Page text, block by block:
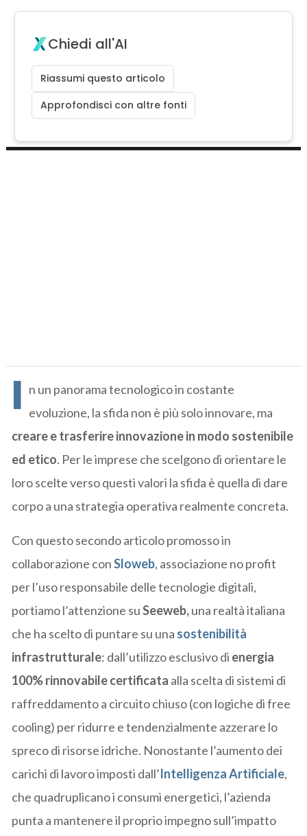
Chiedi all'AI
Riassumi questo articolo
Approfondisci con altre fonti
I n un panorama tecnologico in costante
evoluzione, la sfida non è più solo innovare, ma
creare e trasferire innovazione in modo sostenibile
ed etico. Per le imprese che scelgono di orientare le
loro scelte verso questi valori la sfida è quella di dare
corpo a una strategia operativa realmente concreta.
Con questo secondo articolo promosso in
collaborazione conSloweb, associazione no profit
per l’uso responsabile delle tecnologie digitali,
portiamo l’attenzione suSeeweb,una realtà italiana
che ha scelto di puntare su una sostenibilità
infrastrutturale: dall’utilizzo esclusivo di energia
100% rinnovabile certificata alla scelta di sistemi di
raffreddamento a circuito chiuso (con logiche di free
cooling) per ridurre e tendenzialmente azzerare lo
spreco di risorse idriche. Nonostante l’aumento dei
carichi di lavoro imposti dall’Intelligenza Artificiale,
che quadruplicano i consumi energetici, l’azienda
punta a mantenere il proprio impegno sull’impatto